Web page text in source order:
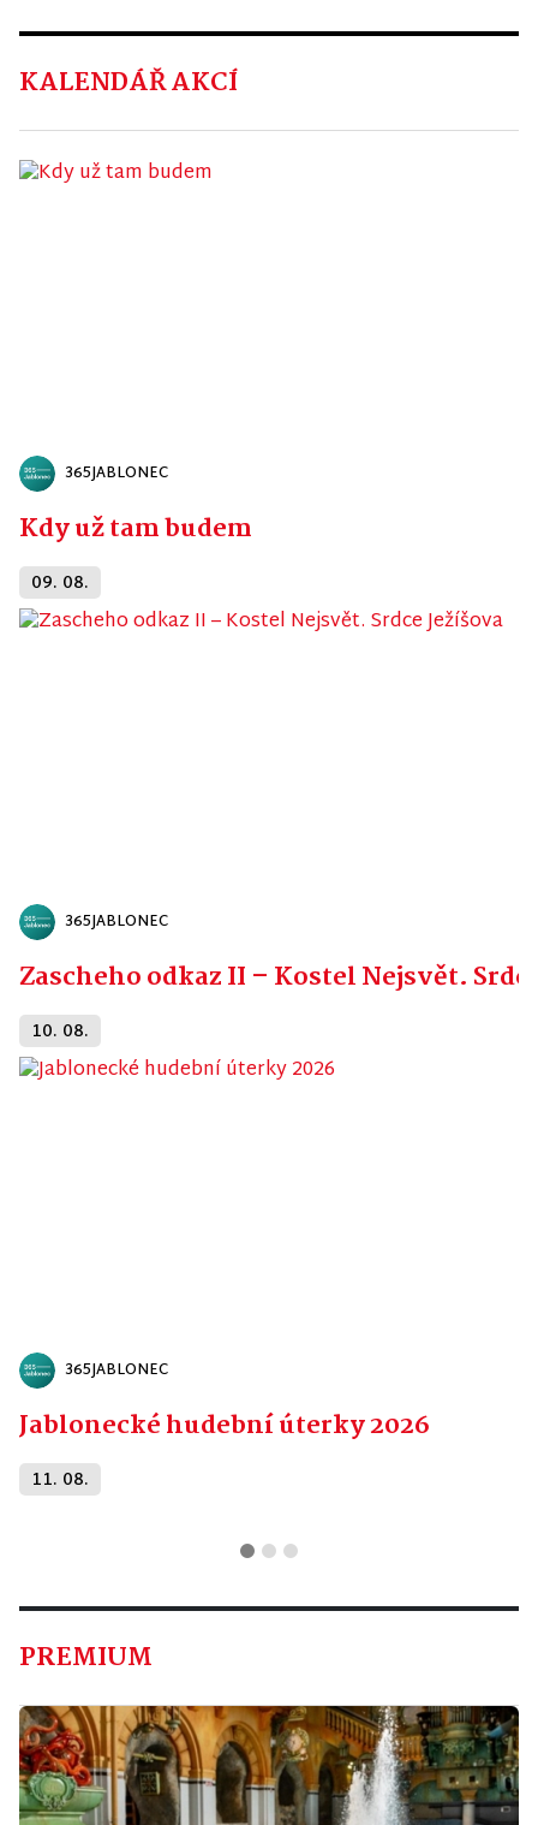
KALENDÁŘ AKCÍ
365JABLONEC
Kdy už tam budem
09. 08.
365JABLONEC
Zascheho odkaz II – Kostel Nejsvět.
10. 08.
365JABLONEC
Jablonecké hudební úterky 2026
11. 08.
PREMIUM